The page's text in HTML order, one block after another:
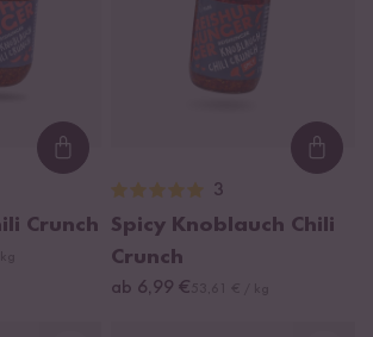
Loading...
Crunch
3
Spicy Knoblauch Chili
Crunch
ab 6,99 €